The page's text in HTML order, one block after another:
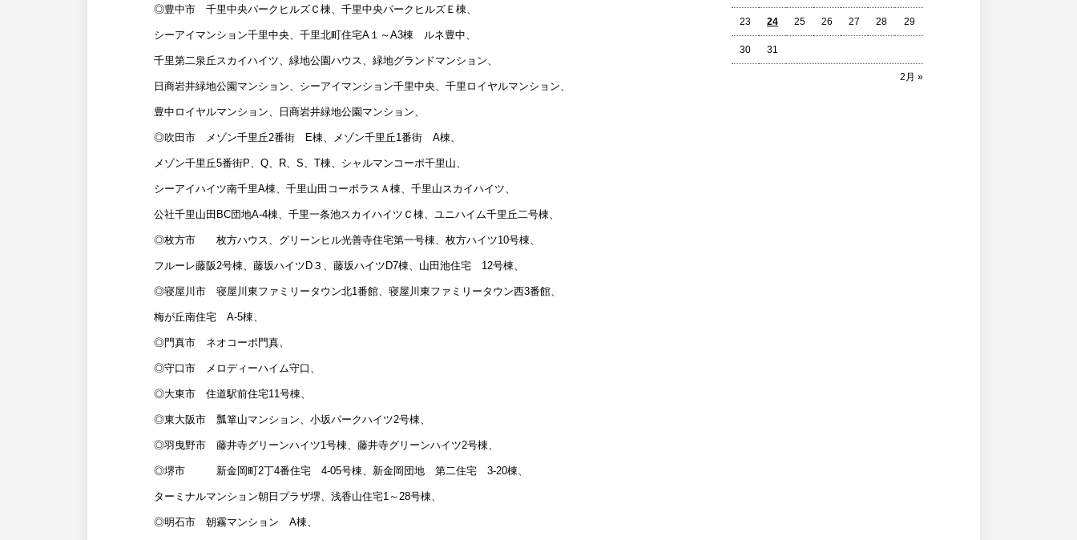
◎豊中市 千里中央パークヒルズＣ棟、千里中央パークヒルズＥ棟、
シーアイマンション千里中央、千里北町住宅A１～A3棟 ルネ豊中、
千里第二泉丘スカイハイツ、緑地公園ハウス、緑地グランドマンション、
日商岩井緑地公園マンション、シーアイマンション千里中央、千里ロイヤルマンション、
豊中ロイヤルマンション、日商岩井緑地公園マンション、
◎吹田市 メゾン千里丘2番街 E棟、メゾン千里丘1番街 A棟、
メゾン千里丘5番街P、Q、R、S、T棟、シャルマンコーポ千里山、
シーアイハイツ南千里A棟、千里山田コーポラスＡ棟、千里山スカイハイツ、
公社千里山田BC団地A-4棟、千里一条池スカイハイツＣ棟、ユニハイム千里丘二号棟、
◎枚方市 枚方ハウス、グリーンヒル光善寺住宅第一号棟、枚方ハイツ10号棟、
フルーレ藤阪2号棟、藤坂ハイツD３、藤坂ハイツD7棟、山田池住宅 12号棟、
◎寝屋川市 寝屋川東ファミリータウン北1番館、寝屋川東ファミリータウン西3番館、
梅が丘南住宅 A-5棟、
◎門真市 ネオコーポ門真、
◎守口市 メロディーハイム守口、
◎大東市 住道駅前住宅11号棟、
◎東大阪市 瓢箪山マンション、小坂パークハイツ2号棟、
◎羽曳野市 藤井寺グリーンハイツ1号棟、藤井寺グリーンハイツ2号棟、
◎堺市 新金岡町2丁4番住宅 4-05号棟、新金岡団地 第二住宅 3-20棟、
ターミナルマンション朝日プラザ堺、浅香山住宅1～28号棟、
◎明石市 朝霧マンション A棟、
2月 »
23 24 25 26 27 28 29
30 31